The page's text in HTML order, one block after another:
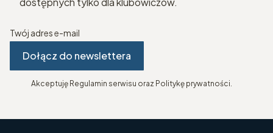
Twój adres e-mail
Dołącz do newslettera
Akceptuję Regulamin serwisu oraz Politykę prywatności.